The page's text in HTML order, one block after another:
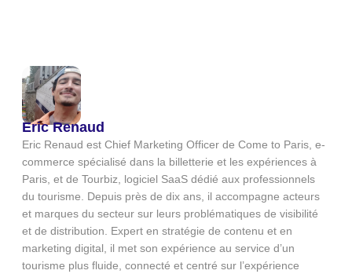
Eric Renaud
Eric Renaud est Chief Marketing Officer de Come to Paris, e-
commerce spécialisé dans la billetterie et les expériences à
Paris, et de Tourbiz, logiciel SaaS dédié aux professionnels
du tourisme. Depuis près de dix ans, il accompagne acteurs
et marques du secteur sur leurs problématiques de visibilité
et de distribution. Expert en stratégie de contenu et en
marketing digital, il met son expérience au service d’un
tourisme plus fluide, connecté et centré sur l’expérience